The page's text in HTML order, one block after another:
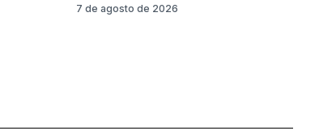
7 de agosto de 2026